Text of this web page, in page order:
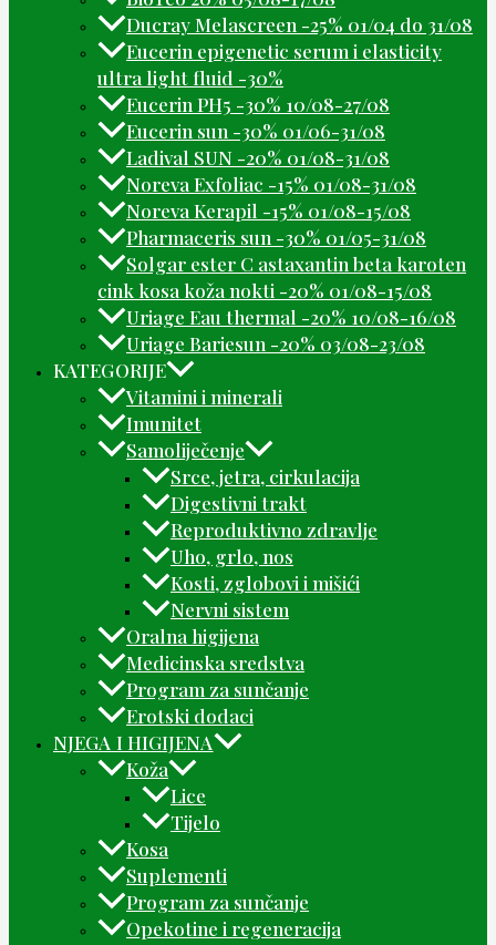
Ducray Melascreen -25% 01/04 do 31/08
Eucerin epigenetic serum i elasticity
ultra light fluid -30%
Eucerin PH5 -30% 10/08-27/08
Eucerin sun -30% 01/06-31/08
Ladival SUN -20% 01/08-31/08
Noreva Exfoliac -15% 01/08-31/08
Noreva Kerapil -15% 01/08-15/08
Pharmaceris sun -30% 01/05-31/08
Solgar ester C astaxantin beta karoten
cink kosa koža nokti -20% 01/08-15/08
Uriage Eau thermal -20% 10/08-16/08
Uriage Bariesun -20% 03/08-23/08
KATEGORIJE
Vitamini i minerali
Imunitet
Samoliječenje
Srce, jetra, cirkulacija
Digestivni trakt
Reproduktivno zdravlje
Uho, grlo, nos
Kosti, zglobovi i mišići
Nervni sistem
Oralna higijena
Medicinska sredstva
Program za sunčanje
Erotski dodaci
NJEGA I HIGIJENA
Koža
Lice
Tijelo
Kosa
Suplementi
Program za sunčanje
Opekotine i regeneracija